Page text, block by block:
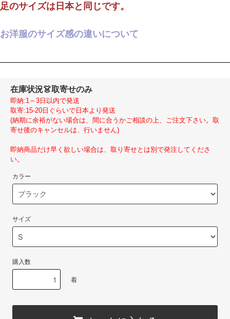
足のサイズは日本と同じです。
お洋服のサイズ感の違いについて
在庫状況👗取寄せのみ
即納:1～3日以内で発送
取寄:15-20日ぐらいで日本より発送
(納期に余裕がない場合は、間に合うかご相談の上、ご注文下さい。取
寄せ後のキャンセルは、行いません)
即納商品だけ早く欲しい場合は、取り寄せとは別で発注してくださ
い。
カラー
サイズ
購入数
着